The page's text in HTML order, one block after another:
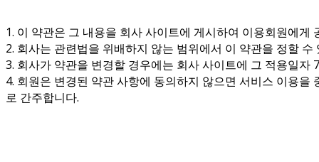
1. 이 약관은 그 내용을 회사 사이트에 게시하여 이용회원에게
2. 회사는 관련법을 위배하지 않는 범위에서 이 약관을 정할
3. 회사가 약관을 변경할 경우에는 회사 사이트에 그 적용일
4. 회원은 변경된 약관 사항에 동의하지 않으면 서비스 이용
로 간주합니다.